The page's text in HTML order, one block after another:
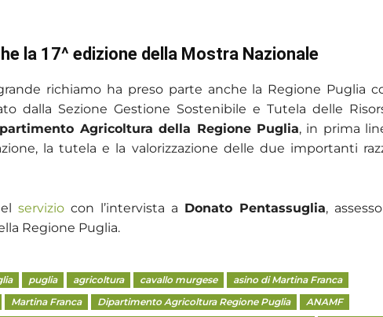
la 17^ edizione della Mostra Nazionale
richiamo ha preso parte anche la Regione Puglia
dalla Sezione Gestione Sostenibile e Tutela delle
Agricoltura della Regione Puglia, in prima
la tutela e la valorizzazione delle due importanti
servizio con l’intervista a Donato Pentassuglia,
Regione Puglia.
puglia agricoltura cavallo murgese
asino di Martina Franca
Martina Franca Dipartimento Agricoltura Regione Puglia
ANAMF